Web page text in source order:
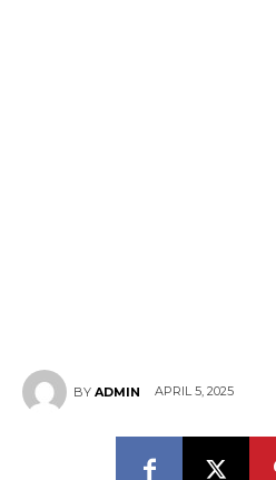
BY ADMIN APRIL 5, 2025